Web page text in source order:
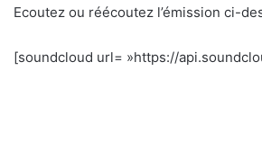
Ecoutez ou réécoutez l’émission ci-
[soundcloud url= »https://